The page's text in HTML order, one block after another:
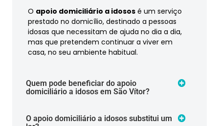
O apoio domiciliário a idosos é um serviço
prestado no domicílio, destinado a pessoas
idosas que necessitam de ajuda no dia a dia,
mas que pretendem continuar a viver em
casa, no seu ambiente habitual.
Quem pode beneficiar do apoio
domiciliário a idosos em São Vítor?
O apoio domiciliário a idosos substitui um